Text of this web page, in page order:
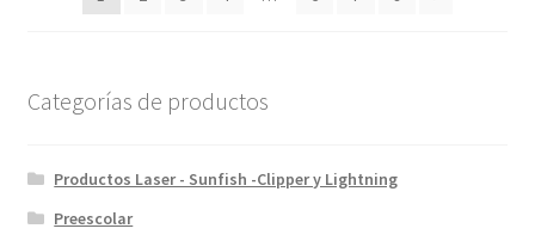
Categorías de productos
Productos Laser - Sunfish -Clipper y Lightning
Preescolar